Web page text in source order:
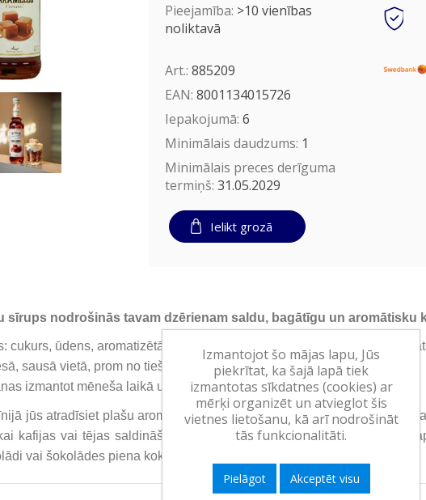
Pieejamība: >10 vienības
noliktavā
Art.: 885209
EAN: 8001134015726
Iepakojumā: 6
Minimālais daudzums: 1
Minimālais preces derīguma
termiņš: 31.05.2029
Ielikt grozā
sīrups nodrošinās tavam dzērienam saldu, bagātīgu un aromātisku
cukurs, ūdens, aromatizētāji, krāsviela: E150d, konservants: kālija
sausā vietā, prom no tiešiem saules stariem un/vai siltuma avotiem.
izmantot mēneša laikā un glabāt aizvērtu.
jūs atradīsiet plašu aromatizētu sīrupu klāstu kas īpaši radīti kafijas
kafijas vai tējas saldināšanai, bet arī, piemēram, pagatavot mājās
vai šokolādes piena kokteiļus.
Izmantojot šo mājas lapu, Jūs
piekrītat, ka šajā lapā tiek
izmantotas sīkdatnes (cookies) ar
mērķi organizēt un atvieglot šis
vietnes lietošanu, kā arī nodrošināt
tās funkcionalitāti.
Pielāgot Akceptēt visu